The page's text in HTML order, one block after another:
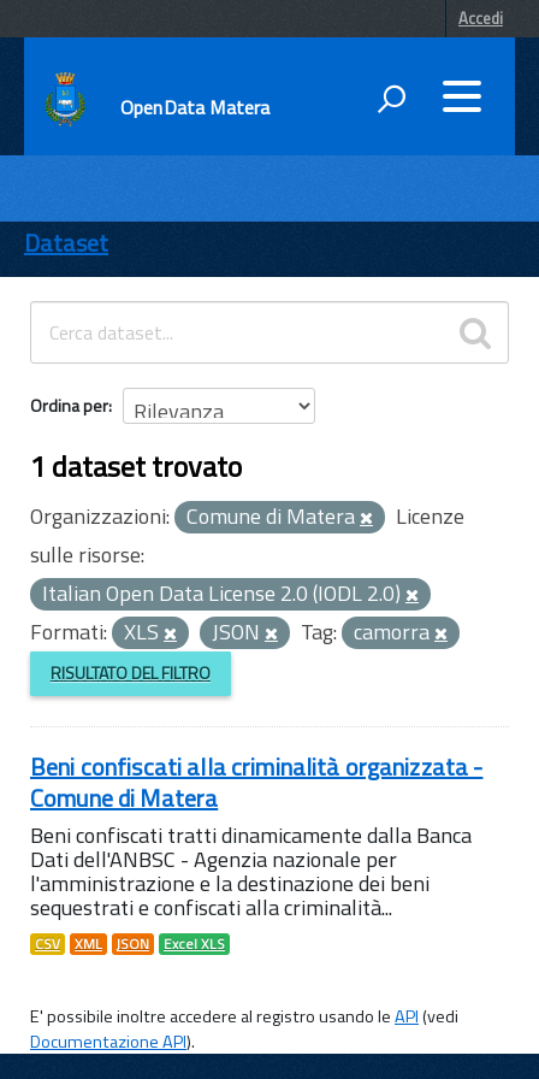
Accedi
OpenData Matera
ENTI
TEMI
INFORMAZIONI
Dataset
Ordina per
1 dataset trovato
Organizzazioni: Comune di Matera
Licenze
sulle risorse:
Italian Open Data License 2.0 (IODL 2.0)
Formati: XLS JSON Tag: camorra
RISULTATO DEL FILTRO
Beni confiscati alla criminalità organizzata -
Comune di Matera
Beni confiscati tratti dinamicamente dalla Banca
Dati dell'ANBSC - Agenzia nazionale per
l'amministrazione e la destinazione dei beni
sequestrati e confiscati alla criminalità...
CSV XML JSON Excel XLS
E' possibile inoltre accedere al registro usando leAPI(vedi
Documentazione API).